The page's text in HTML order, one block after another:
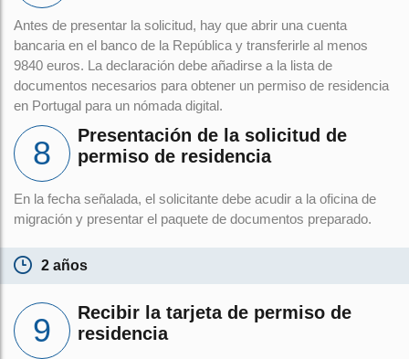
Antes de presentar la solicitud, hay que abrir una cuenta
bancaria en el banco de la República y transferirle al menos
9840 euros. La declaración debe añadirse a la lista de
documentos necesarios para obtener un permiso de residencia
en Portugal para un nómada digital.
Presentación de la solicitud de
permiso de residencia
En la fecha señalada, el solicitante debe acudir a la oficina de
migración y presentar el paquete de documentos preparado.
2 años
Recibir la tarjeta de permiso de
residencia